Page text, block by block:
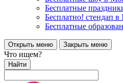
Бесплатные
Бесплатно! стендап
Бесплатные
Открыть меню Закрыть меню
Что ищем?
Найти